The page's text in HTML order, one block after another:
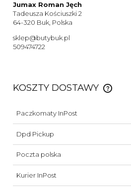
Jumax Roman Jęch
Tadeusza Kościuszki 2
64-320 Buk, Polska
sklep@butybuk.pl
509474722
KOSZTY DOSTAWY
CENA NIE ZAWIERA
Paczkomaty InPost
Dpd Pickup
Poczta polska
Kurier InPost